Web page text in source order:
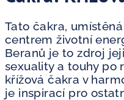
Tato čakra,
centrem životní
Beranů je to zdroj
sexuality a touhy po
křížová čakra v
je inspirací pro